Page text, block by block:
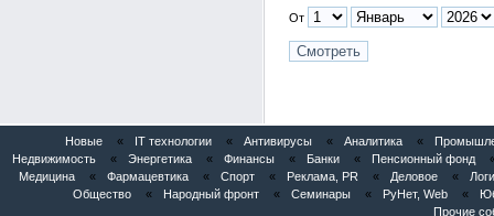
От
Новые « IT технологии « Антивирусы « Аналитика «
Недвижимость
« Энергетика « Финансы « Банки « Пенсионный фонд
Медицина
« Фармацевтика « Спорт « Реклама, PR « Деловое «
Общество
« Народный фронт « Семинары « РуНет, Web «
Прочие